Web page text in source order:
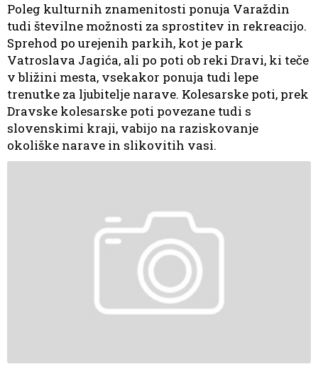
Poleg kulturnih znamenitosti ponuja Varaždin
tudi številne možnosti za sprostitev in rekreacijo.
Sprehod po urejenih parkih, kot je park
Vatroslava Jagića, ali po poti ob reki Dravi, ki teče
v bližini mesta, vsekakor ponuja tudi lepe
trenutke za ljubitelje narave. Kolesarske poti, prek
Dravske kolesarske poti povezane tudi s
slovenskimi kraji, vabijo na raziskovanje
okoliške narave in slikovitih vasi.